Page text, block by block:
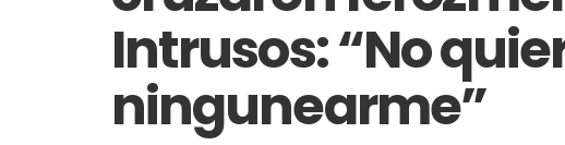
Intrusos: “No
ningunearme”